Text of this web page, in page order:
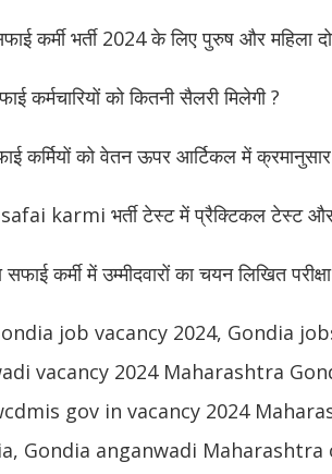
सफाई कर्मी भर्ती 2024 के लिए पुरुष और
कर्मचारियों को कितनी सैलरी मिलेगी ?
कर्मियों को वेतन ऊपर आर्टिकल में
safai karmi भर्ती टेस्ट में प्रैक्टिकल टेस्ट और
सफाई कर्मी में उम्मीदवारों का चयन लिखित
job vacancy 2024, Gondia
vacancy 2024 Maharashtra
gov in vacancy 2024
Gondia anganwadi